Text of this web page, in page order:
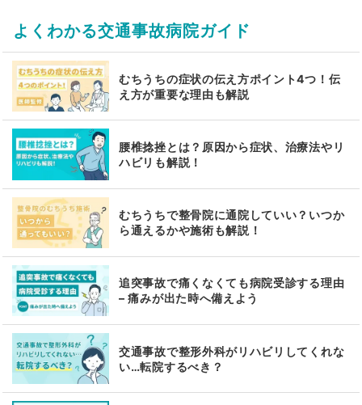
よくわかる交通事故病院ガイド
むちうちの症状の伝え方ポイント4つ！伝
え方が重要な理由も解説
腰椎捻挫とは？原因から症状、治療法やリ
ハビリも解説！
むちうちで整骨院に通院していい？いつか
ら通えるかや施術も解説！
追突事故で痛くなくても病院受診する理由
– 痛みが出た時へ備えよう
交通事故で整形外科がリハビリしてくれな
い…転院するべき？